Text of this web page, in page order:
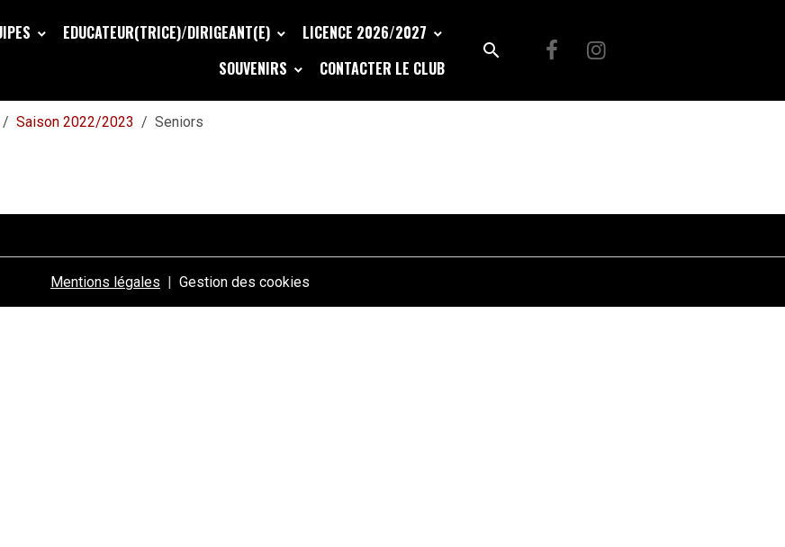
EDUCATEUR(TRICE)/DIRIGEANT(E)
LICENCE 2026/2027
SOUVENIRS
CONTACTER LE CLUB
Saison 2022/2023 Seniors
Mentions légales Gestion des cookies